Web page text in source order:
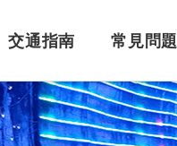
訂票系統
車體設計
交通指南 常見問題
搭乘問題